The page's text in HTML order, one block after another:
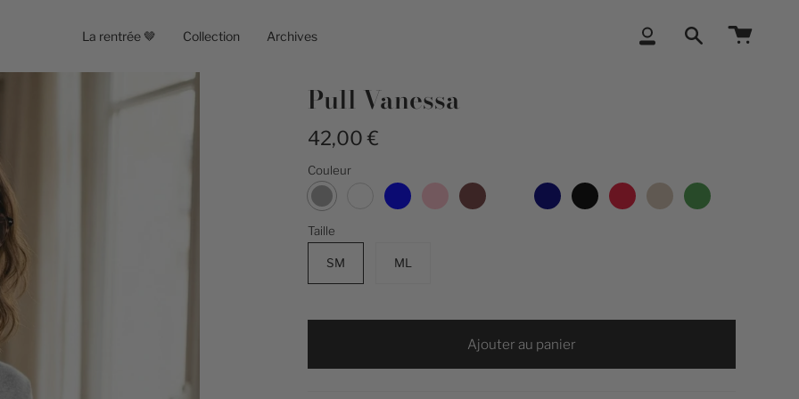
La rentrée 🤎 Collection Archives Compte Recherche
Pull Vanessa
42,00 €
Couleur
Gris
Taille
SM ML
Ajouter au panier